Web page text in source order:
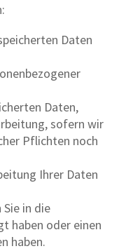
Daten
Daten,
sofern wir
Pflichten noch
Ihrer Daten
in die
haben oder einen
haben.